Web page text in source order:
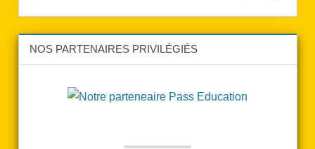
NOS PARTENAIRES PRIVILÉGIÉS